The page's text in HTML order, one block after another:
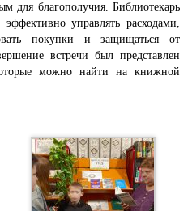
для благополучия. Библиотекарь
управлять расходами,
покупки и защищаться от
встречи был представлен
можно найти на книжной